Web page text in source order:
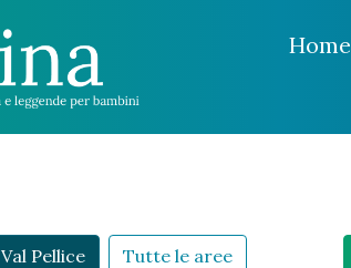
Home
Val Pellice Tutte le aree